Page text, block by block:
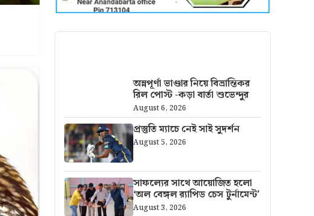
অন্নপূর্ণা ভাণ্ডার নিয়ে বিভ্রান্তিকর
রিল পোস্ট -কড়া বার্তা শুভেন্দুর
August 6, 2026
প্রস্তুতি ম্যাচে নেই সাই সুদর্শন
August 5, 2026
সাফল্যের সাথে আয়োজিত হলো
‘অল বেঙ্গল র‍্যাপিড চেস টুর্নামেন্ট’
August 3, 2026